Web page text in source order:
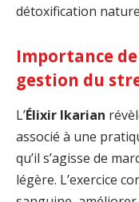
détoxification
Importance
gestion du
L’Élixir Ikarian
associé à une
qu’il s’agisse de
légère. L’exercice